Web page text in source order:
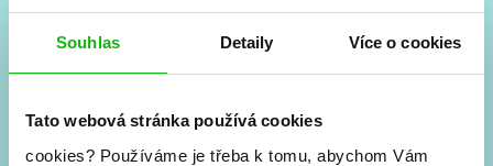
Souhlas Detaily Více o cookies
Tato webová stránka používá cookies
cookies? Používáme je třeba k tomu, abychom Vám
Vše kolem #youngadult každý měsíc rovnou do mailu!
a seriálové adaptace a další.